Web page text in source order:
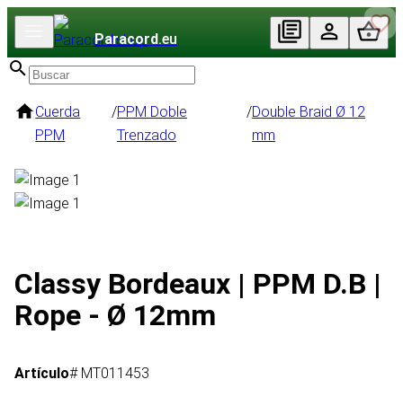
Paracord.eu
Cuerda
PPM
/PPM Doble
Trenzado
/Double Braid Ø 12
mm
Classy Bordeaux | PPM D.B |
Rope - Ø 12mm
Artículo# MT011453